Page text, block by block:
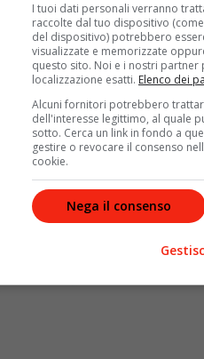
ingenue.
I tuoi dati personali verranno
raccolte dal tuo dispositivo
del dispositivo) potrebbero
visualizzate e memorizzate
questo sito. Noi e i nostri
localizzazione esatti. Elenco dei
Alcuni fornitori potrebbero
dell'interesse legittimo, al quale
sotto. Cerca un link in fondo a
gestire o revocare il consenso
cookie.
Nega il consenso